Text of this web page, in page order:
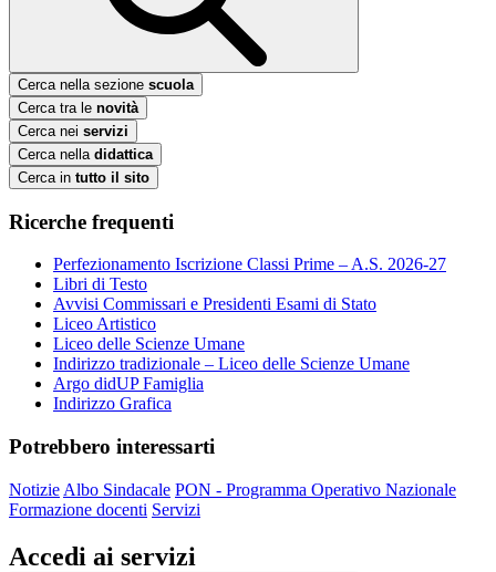
Cerca nella sezione scuola
Cerca tra le novità
Cerca nei servizi
Cerca nella didattica
Cerca in tutto il sito
Ricerche frequenti
Perfezionamento Iscrizione Classi Prime – A.S. 2026-27
Libri di Testo
Avvisi Commissari e Presidenti Esami di Stato
Liceo Artistico
Liceo delle Scienze Umane
Indirizzo tradizionale – Liceo delle Scienze Umane
Argo didUP Famiglia
Indirizzo Grafica
Potrebbero interessarti
Notizie Albo Sindacale PON - Programma Operativo Nazionale
Formazione docenti Servizi
Accedi ai servizi